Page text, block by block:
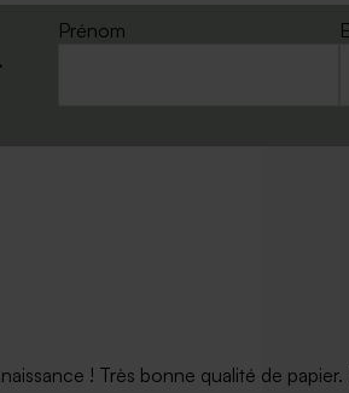
Prénom
! Très bonne qualité de